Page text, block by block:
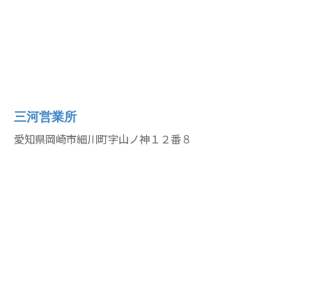
三河営業所
愛知県岡崎市細川町字山ノ神１２番８